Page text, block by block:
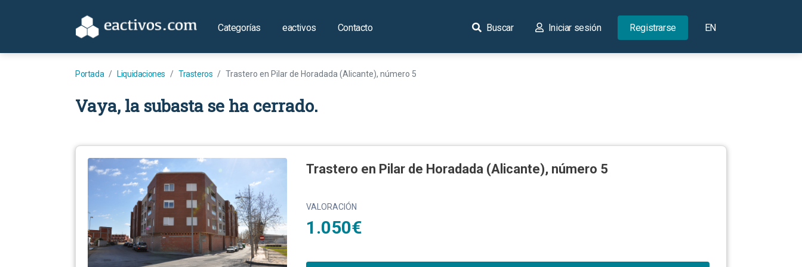
Categorías eactivos Contacto Buscar Iniciar sesión Registrarse EN
Portada Liquidaciones Trasteros Trastero en Pilar de Horadada (Alicante), número 5
Vaya, la subasta se ha cerrado.
Trastero en Pilar de Horadada (Alicante), número 5
VALORACIÓN
1.050€